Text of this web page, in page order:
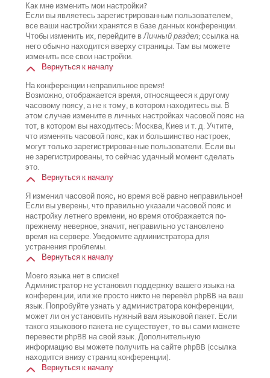
Как мне изменить мои настройки?
Если вы являетесь зарегистрированным пользователем,
все ваши настройки хранятся в базе данных конференции.
Чтобы изменить их, перейдите вЛичный раздел; ссылка на
него обычно находится вверху страницы. Там вы можете
изменить все свои настройки.
Вернуться к началу
На конференции неправильное время!
Возможно, отображается время, относящееся к другому
часовому поясу, а не к тому, в котором находитесь вы. В
этом случае измените в личных настройках часовой пояс на
тот, в котором вы находитесь: Москва, Киев и т. д. Учтите,
что изменять часовой пояс, как и большинство настроек,
могут только зарегистрированные пользователи. Если вы
не зарегистрированы, то сейчас удачный момент сделать
это.
Вернуться к началу
Я изменил часовой пояс, но время всё равно неправильное!
Если вы уверены, что правильно указали часовой пояс и
настройку летнего времени, но время отображается по-
прежнему неверное, значит, неправильно установлено
время на сервере. Уведомите администратора для
устранения проблемы.
Вернуться к началу
Моего языка нет в списке!
Администратор не установил поддержку вашего языка на
конференции, или же просто никто не перевёл phpBB на ваш
язык. Попробуйте узнать у администратора конференции,
может ли он установить нужный вам языковой пакет. Если
такого языкового пакета не существует, то вы сами можете
перевести phpBB на свой язык. Дополнительную
информацию вы можете получить на сайте phpBB (ссылка
находится внизу страниц конференции).
Вернуться к началу